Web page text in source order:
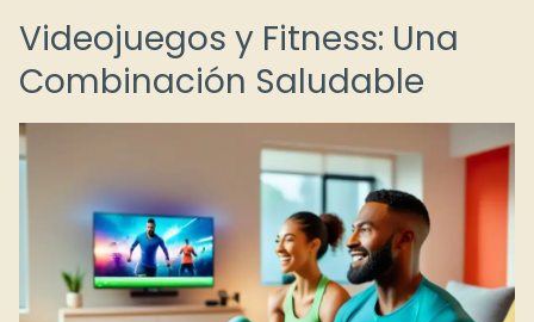
Videojuegos y Fitness: Una
Combinación Saludable